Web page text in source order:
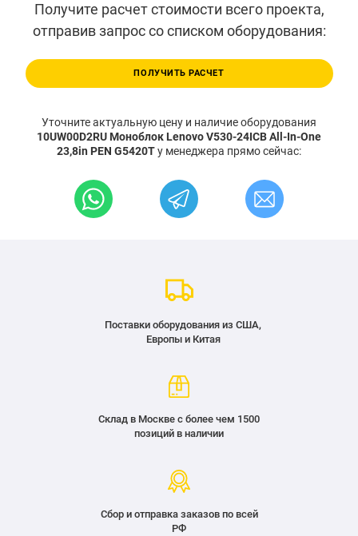
Получите расчет стоимости всего проекта,
отправив запрос со списком оборудования:
ПОЛУЧИТЬ РАСЧЕТ
Уточните актуальную цену и наличие оборудования
10UW00D2RU Моноблок Lenovo V530-24ICB All-In-One
23,8in PEN G5420Tу менеджера прямо сейчас:
Поставки оборудования из США,
Европы и Китая
Склад в Москве с более чем 1500
позиций в наличии
Сбор и отправка заказов по всей
РФ